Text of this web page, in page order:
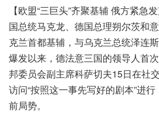
【欧盟“三巨头”齐聚基辅 俄方紧急
国总统马克龙、德国总理朔尔茨和
克兰首都基辅，与乌克兰总统泽连
爆发以来，德法意三国的领导人首
邦委员会副主席科萨切夫15日在社
访问“按照这一事先写好的剧本”进
前局势。